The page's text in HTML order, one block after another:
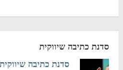
סדנת כתיבה שיווקית
סדנת כתיבה שיווקית